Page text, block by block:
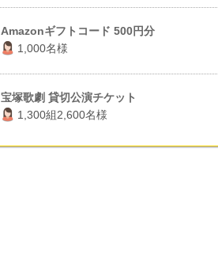
Amazonギフトコード 500円分
1,000名様
宝塚歌劇 貸切公演チケット
1,300組2,600名様